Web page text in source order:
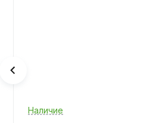
Наличие